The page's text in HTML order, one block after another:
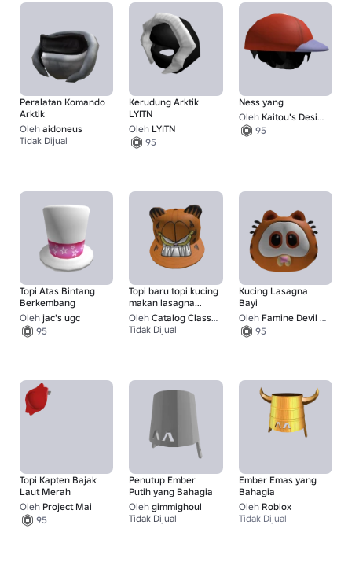
Peralatan Komando
Arktik
Oleh aidoneus
Tidak Dijual
1
Kerudung Arktik
LYITN
Oleh LYITN
95
Ness yang
Oleh Kaitou's Designs!
95
Topi Atas Bintang
Berkembang
Oleh jac's ugc
95
Topi baru topi kucing
makan lasagna
oranye besar
Oleh Catalog Classics
Tidak Dijual
100
Kucing Lasagna
Bayi
Oleh Famine Devil UGC
95
Topi Kapten Bajak
Laut Merah
Oleh Project Mai
95
Penutup Ember
Putih yang Bahagia
Oleh gimmighoul
Tidak Dijual
100
Ember Emas yang
Bahagia
Oleh Roblox
Tidak Dijual